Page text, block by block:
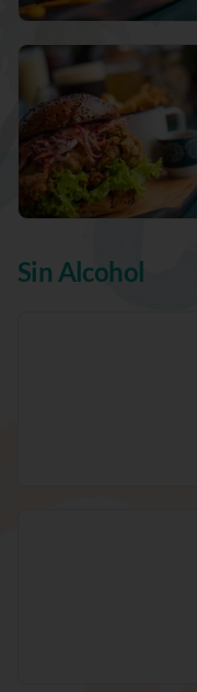
Sin Alcohol